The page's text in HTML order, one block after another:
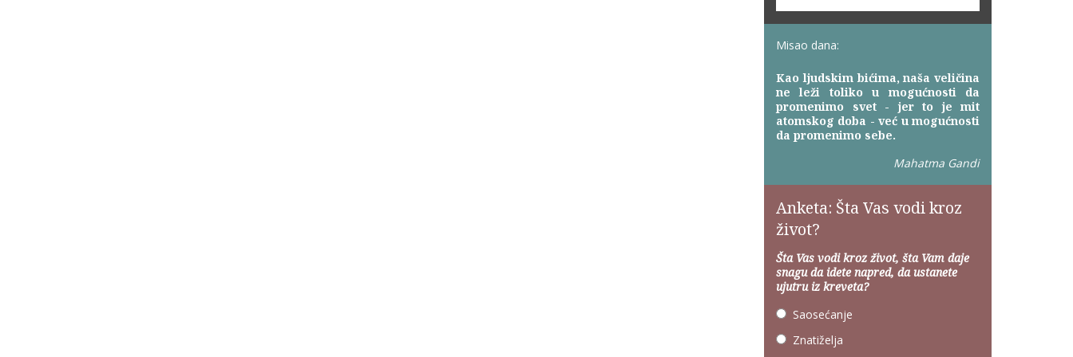
Misao dana:
Kao ljudskim bićima, naša veličina
ne leži toliko u mogućnosti da
promenimo svet - jer to je mit
atomskog doba - već u mogućnosti
da promenimo sebe.
Mahatma Gandi
Anketa: Šta Vas vodi kroz
život?
Šta Vas vodi kroz život, šta Vam daje
snagu da idete napred, da ustanete
ujutru iz kreveta?
Saosećanje
Znatiželja